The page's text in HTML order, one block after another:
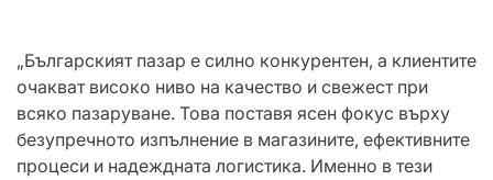
„Българският пазар е силно конкурентен, а клиентите
очакват високо ниво на качество и свежест при
всяко пазаруване. Това поставя ясен фокус върху
безупречното изпълнение в магазините, ефективните
процеси и надеждната логистика. Именно в тези